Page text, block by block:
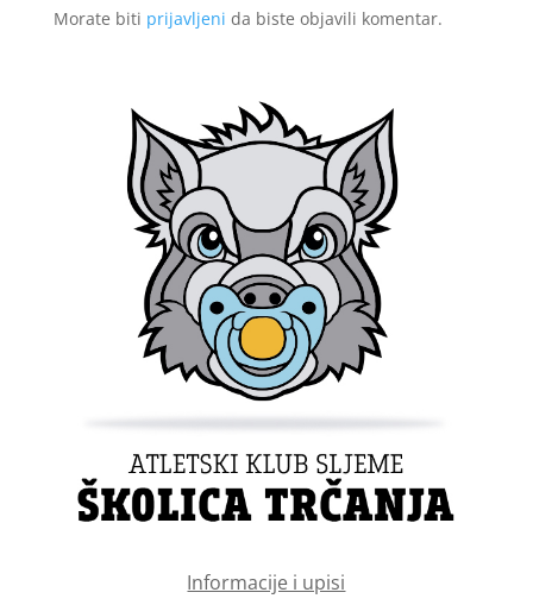
Morate biti prijavljeni da biste objavili komentar.
Informacije i upisi